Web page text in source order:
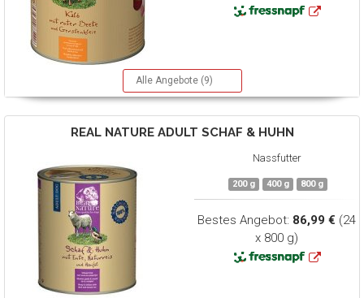
Alle Angebote (9)
REAL NATUREADULT SCHAF & HUHN
Nassfutter
200 g 400 g 800 g
Bestes Angebot: 86,99 € (24
x 800 g)